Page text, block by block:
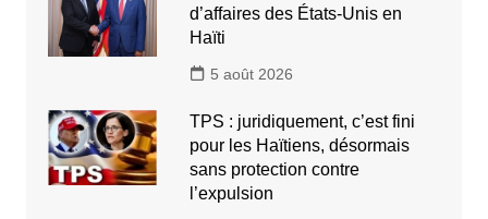
d’affaires des États-Unis en
Haïti
5 août 2026
TPS : juridiquement, c’est fini
pour les Haïtiens, désormais
sans protection contre
l’expulsion